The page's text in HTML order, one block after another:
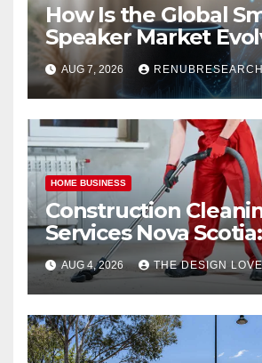
How Is the Global
Speaker Market
Size, Trends, and
2026–2034
AUG 7, 2026 RENUBRESEARCH
HOME BUSINESS
Construction
Services Nova
Final Step Every
Project Needs
AUG 4, 2026 THE DESIGN